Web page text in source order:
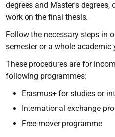
degrees and Master's degrees,
work on the final thesis.
Follow the necessary steps in
semester or a whole academic
These procedures are for
following programmes:
Erasmus+ for studies or
International exchange
Free-mover programme